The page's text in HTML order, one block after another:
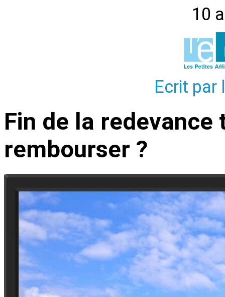
10
Ecrit par
Fin de la
rembourser ?